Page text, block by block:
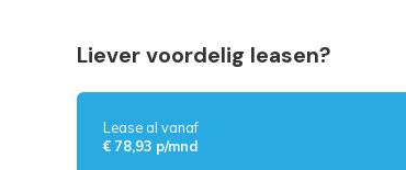
Liever voordelig leasen?
Lease al vanaf
€ 78,93 p/mnd